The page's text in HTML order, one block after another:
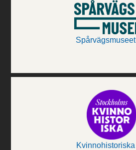
Spårvägsmuseet
Kvinnohistoriska